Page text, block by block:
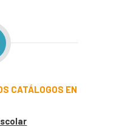
CATÁLOGOS EN